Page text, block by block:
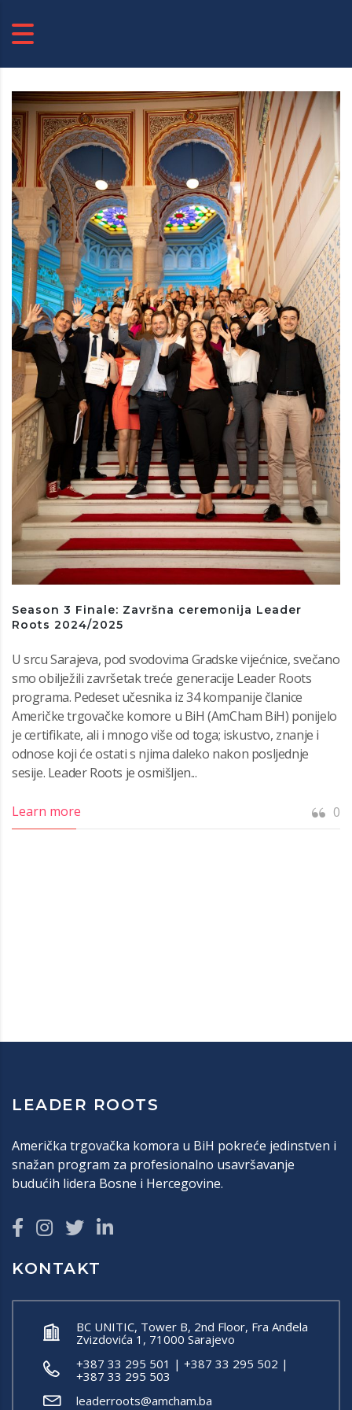
Season 3 Finale: Završna ceremonija Leader
Roots 2024/2025
U srcu Sarajeva, pod svodovima Gradske vijećnice, svečano
smo obilježili završetak treće generacije Leader Roots
programa. Pedeset učesnika iz 34 kompanije članice
Američke trgovačke komore u BiH (AmCham BiH) ponijelo
je certifikate, ali i mnogo više od toga; iskustvo, znanje i
odnose koji će ostati s njima daleko nakon posljednje
sesije. Leader Roots je osmišljen...
Learn more 0
LEADER ROOTS
Američka trgovačka komora u BiH pokreće jedinstven i
snažan program za profesionalno usavršavanje
budućih lidera Bosne i Hercegovine.
KONTAKT
BC UNITIC, Tower B, 2nd Floor, Fra Anđela
Zvizdovića 1, 71000 Sarajevo
+387 33 295 501 | +387 33 295 502 |
+387 33 295 503
leaderroots@amcham.ba